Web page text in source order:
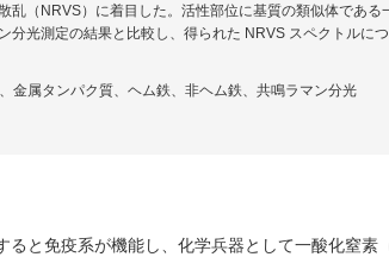
乱（NRVS）に着目した。活性部位に基質の類似体である
分光測定の結果と比較し、得られた NRVS スペクトルにつ
金属タンパク質、ヘム鉄、非ヘム鉄、共鳴ラマン分光
と免疫系が機能し、化学兵器として一酸化窒素